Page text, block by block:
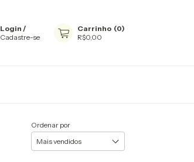
Login /
Cadastre-se
Carrinho (0)
R$0,00
Ordenar por